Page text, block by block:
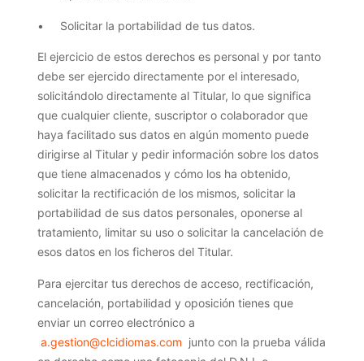
• Solicitar la portabilidad de tus datos.
El ejercicio de estos derechos es personal y por tanto
debe ser ejercido directamente por el interesado,
solicitándolo directamente al Titular, lo que significa
que cualquier cliente, suscriptor o colaborador que
haya facilitado sus datos en algún momento puede
dirigirse al Titular y pedir información sobre los datos
que tiene almacenados y cómo los ha obtenido,
solicitar la rectificación de los mismos, solicitar la
portabilidad de sus datos personales, oponerse al
tratamiento, limitar su uso o solicitar la cancelación de
esos datos en los ficheros del Titular.
Para ejercitar tus derechos de acceso, rectificación,
cancelación, portabilidad y oposición tienes que
enviar un correo electrónico a
a.gestion@clcidiomas.com junto con la prueba válida